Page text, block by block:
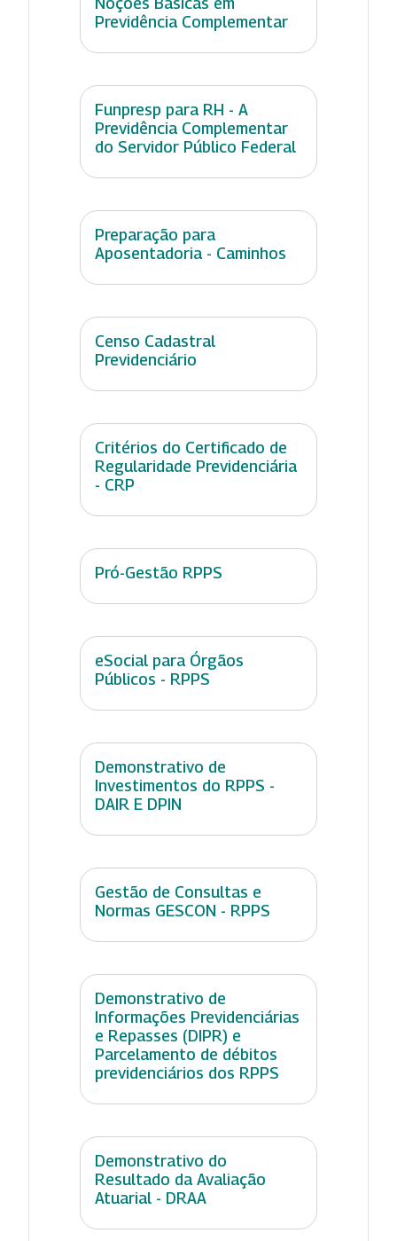
Previdência Complementar
Funpresp para RH - A
Previdência Complementar
do Servidor Público Federal
Preparação para
Aposentadoria - Caminhos
Censo Cadastral
Previdenciário
Critérios do Certificado de
Regularidade Previdenciária
- CRP
Pró-Gestão RPPS
eSocial para Órgãos
Públicos - RPPS
Demonstrativo de
Investimentos do RPPS -
DAIR E DPIN
Gestão de Consultas e
Normas GESCON - RPPS
Demonstrativo de
Informações Previdenciárias
e Repasses (DIPR) e
Parcelamento de débitos
previdenciários dos RPPS
Demonstrativo do
Resultado da Avaliação
Atuarial - DRAA